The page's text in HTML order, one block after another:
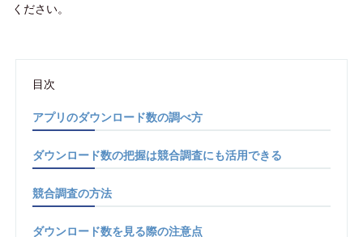
ください。
目次
アプリのダウンロード数の調べ方
ダウンロード数の把握は競合調査にも活用できる
競合調査の方法
ダウンロード数を見る際の注意点